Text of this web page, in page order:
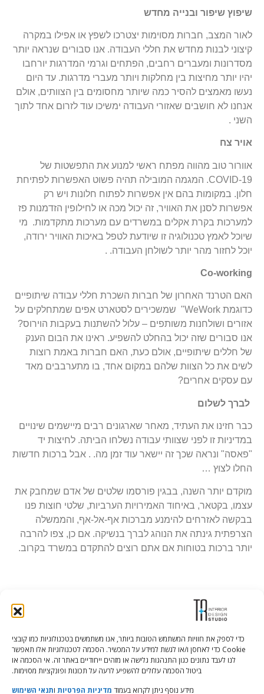
כדי לספק את חוויות המשתמש הטובות ביותר, אנו משתמשים בטכנולוגיות כמו קובצי
Cookie כדי לאחסן ו/או לגשת למידע על המכשיר. הסכמה לטכנולוגיות אלו תאפשר
לנו לעבד נתונים כגון התנהגות גלישה או מזהים ייחודיים באתר זה. אי הסכמה או
ביטול הסכמה עלולים להשפיע לרעה על תכונות ופונקציות מסוימות.
מידע נוסף ניתן לקרוא בעמוד מדיניות הפרטיות ותנאי השימוש
שיפוץ שיפור ובנייה מחדש
לאור המצב, חברות מסוימות יצטרכו לשפץ או אפילו במקרה
קיצוני לבנות מחדש את חללי העבודה. אנו סבורים שנראה יותר
מסדרונות ומעברים רחבים, הפתחים וגרמי המדרגות יורחבו
יהיו יותר מחיצות בין מחלקות ויותר מעברי מדרגות. עד היום
נעשו מאמצים להסיר כמה שיותר מחסומים בין הצוותים, אולם
אנחנו לא חושבים שאזורי העבודה ימשיכו עוד לזרום אחד לתוך
השני .
אויר צח
אוורור טוב מהווה מפתח ראשי למנוע את התפשטות של
COVID-19. המגמה המובילה תהיה פשוט האפשרות לפתיחת
חלון. במקומות בהם אין אפשרות לפתוח חלונות ויש רק
אפשרות לסנן את האוויר, זה יכול מכה או לחילופין הזדמנות פז
למערכות בקרת אקלים במשרדים עם מערכות מתקדמות. מי
שיוכל לאמץ טכנולוגיה זו שיודעת לטפל באיכות האוויר ירודה,
יוכל לחזור מהר יותר לשולחן העבודה. .
Co-working
האם הטרנד האחרון של חברות השכרת חללי עבודה שיתופיים
כדוגמת WeWork" שמשכירים לסטארט אפים שמתחלקים על
אזורים ושולחנות משותפים – עלול להשתנות בעקבות הוירוס?
אנו סבורים שזה יכול בהחלט להשפיע. ראינו את הבום הענק
של חללים שיתופיים, אולם כעת, האם חברות באמת רוצות
לשים את כל הצוות שלהם במקום אחד, בו מתערבבים מאד
עם עסקים אחרים?
לברך לשלום
כבר חזינו את העתיד, מאחר שארגונים רבים מיישמים שינויים
במדיניות זו לפני שצוותי עבודה נשלחו הביתה. לחיצות יד
"פאסה" ונראה שכך זה יישאר עוד זמן מה. . אבל ברכות חדשות
החלו לצוץ …
מוקדם יותר השנה, בבגין פורסמו שלטים של אדם שמחבק את
עצמו, בקטאר, באיחוד האמירויות הערביות, שלטי חוצות פנו
בבקשה לאזרחים להימנע מברכות אף-אל-אף, והממשלה
הצרפתית גינתה את הנוהג לברך בנשיקה. אם כן, צפו להרבה
יותר ברכות בטוחות אם אתם רוצים להתקדם במשרד בקרוב.
Tali Shenfeld:052.620.2446
tali@TRstudio.co.il